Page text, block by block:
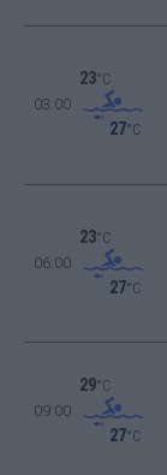
03:00
23°C
27°C
06:00
23°C
27°C
09:00
29°C
27°C